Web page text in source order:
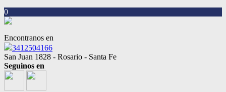
0
Encontranos en
3412504166
San Juan 1828 - Rosario - Santa Fe
Seguinos en